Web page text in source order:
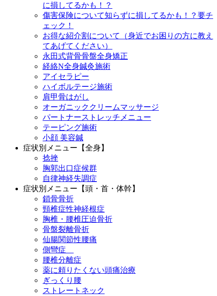
に損してるかも！？
傷害保険について知らずに損してるかも！？要チ
ェック！
お得な紹介割について（身近でお困りの方に教え
てあげてください）
永田式背骨骨盤全身矯正
経絡N全身鍼灸施術
アイセラピー
ハイボルテージ施術
肩甲骨はがし
オーガニッククリームマッサージ
パートナーストレッチメニュー
テーピング施術
小顔 美容鍼
症状別メニュー【全身】
捻挫
胸郭出口症候群
自律神経失調症
症状別メニュー【頭・首・体幹】
鎖骨骨折
頸椎症性神経根症
胸椎・腰椎圧迫骨折
骨盤裂離骨折
仙腸関節性腰痛
側彎症
腰椎分離症
薬に頼りたくない頭痛治療
ぎっくり腰
ストレートネック